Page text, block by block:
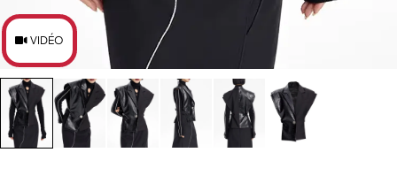
VIDÉO